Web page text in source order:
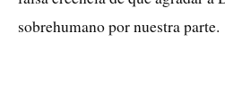
sobrehumano por nuestra parte.